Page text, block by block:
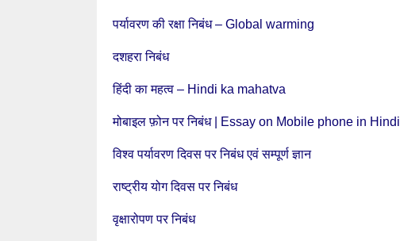
पर्यावरण की रक्षा निबंध – Global warming
दशहरा निबंध
हिंदी का महत्व – Hindi ka mahatva
मोबाइल फ़ोन पर निबंध | Essay on Mobile phone in Hindi
विश्व पर्यावरण दिवस पर निबंध एवं सम्पूर्ण ज्ञान
राष्ट्रीय योग दिवस पर निबंध
वृक्षारोपण पर निबंध